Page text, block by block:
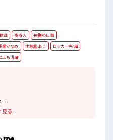
迎 高収入
長期の仕事
業少なめ 休憩室あり
ロッカー完備
上も活躍
ますが、
見る